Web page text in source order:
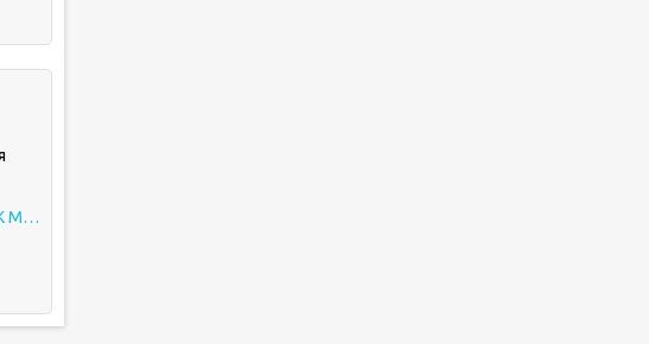
Cartoon Harem APK МОД (Полная Версия)